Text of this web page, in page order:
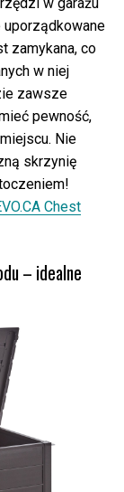
zamykana, co
w niej
zawsze
pewność,
Nie
skrzynię
Chest
– idealne